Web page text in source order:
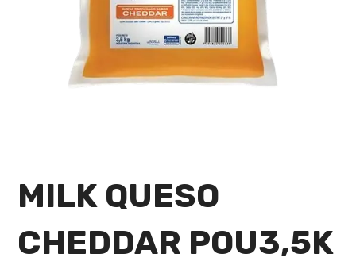
MILK QUESO
CHEDDAR POU3,5K